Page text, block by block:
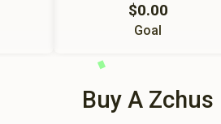
$0.00
Goal
Buy A Zchus